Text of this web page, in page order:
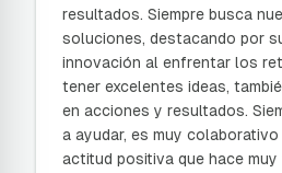
resultados. Siempre busca
soluciones, destacando por
innovación al enfrentar los
tener excelentes ideas,
en acciones y resultados.
a ayudar, es muy
actitud positiva que hace